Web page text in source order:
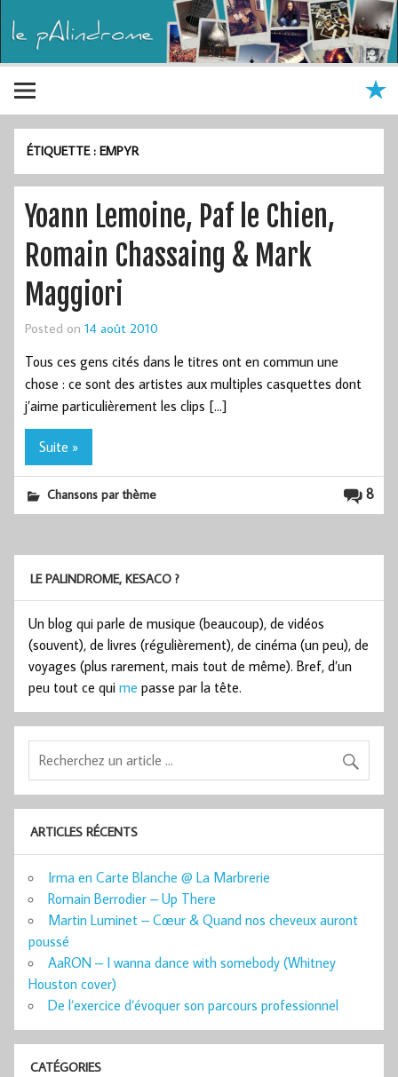
ÉTIQUETTE :EMPYR
Yoann Lemoine, Paf le Chien,
Romain Chassaing & Mark
Maggiori
Posted on 14 août 2010
Tous ces gens cités dans le titres ont en commun une
chose : ce sont des artistes aux multiples casquettes dont
j’aime particulièrement les clips […]
Suite »
8
Chansons par thème
LE PALINDROME, KESACO ?
Un blog qui parle de musique (beaucoup), de vidéos
(souvent), de livres (régulièrement), de cinéma (un peu), de
voyages (plus rarement, mais tout de même). Bref, d’un
peu tout ce qui me passe par la tête.
ARTICLES RÉCENTS
Irma en Carte Blanche @ La Marbrerie
Romain Berrodier – Up There
Martin Luminet – Cœur & Quand nos cheveux auront
poussé
AaRON – I wanna dance with somebody (Whitney
Houston cover)
De l’exercice d’évoquer son parcours professionnel
CATÉGORIES